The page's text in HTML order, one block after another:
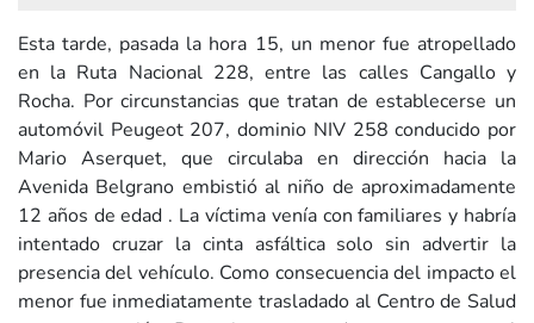
Esta tarde, pasada la hora 15, un menor fue atropellado
en la Ruta Nacional 228, entre las calles Cangallo y
Rocha. Por circunstancias que tratan de establecerse un
automóvil Peugeot 207, dominio NIV 258 conducido por
Mario Aserquet, que circulaba en dirección hacia la
Avenida Belgrano embistió al niño de aproximadamente
12 años de edad . La víctima venía con familiares y habría
intentado cruzar la cinta asfáltica solo sin advertir la
presencia del vehículo. Como consecuencia del impacto el
menor fue inmediatamente trasladado al Centro de Salud